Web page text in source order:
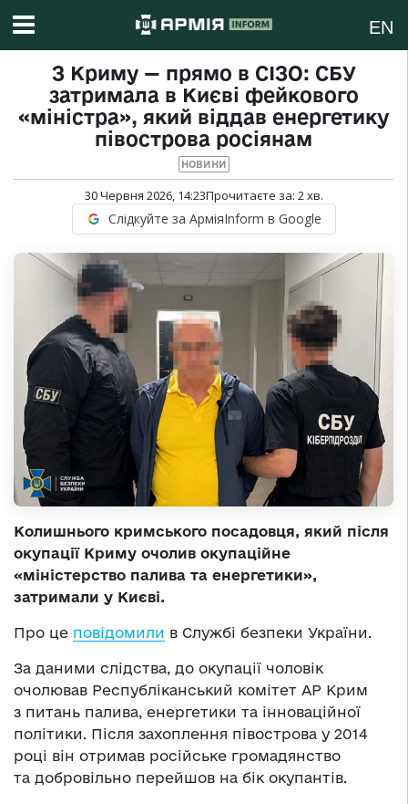
EN
З Криму — прямо в СІЗО: СБУ
затримала в Києві фейкового
«міністра», який віддав енергетику
півострова росіянам
НОВИНИ
30 Червня 2026, 14:23Прочитаєте за: 2хв.
Слідкуйте за АрміяInform в Google
Колишнього кримського посадовця, який після
окупації Криму очолив окупаційне
«міністерство палива та енергетики»,
затримали у Києві.
Про це повідомили в Службі безпеки України.
За даними слідства, до окупації чоловік
очолював Республіканський комітет АР Крим
з питань палива, енергетики та інноваційної
політики. Після захоплення півострова у 2014
році він отримав російське громадянство
та добровільно перейшов на бік окупантів.